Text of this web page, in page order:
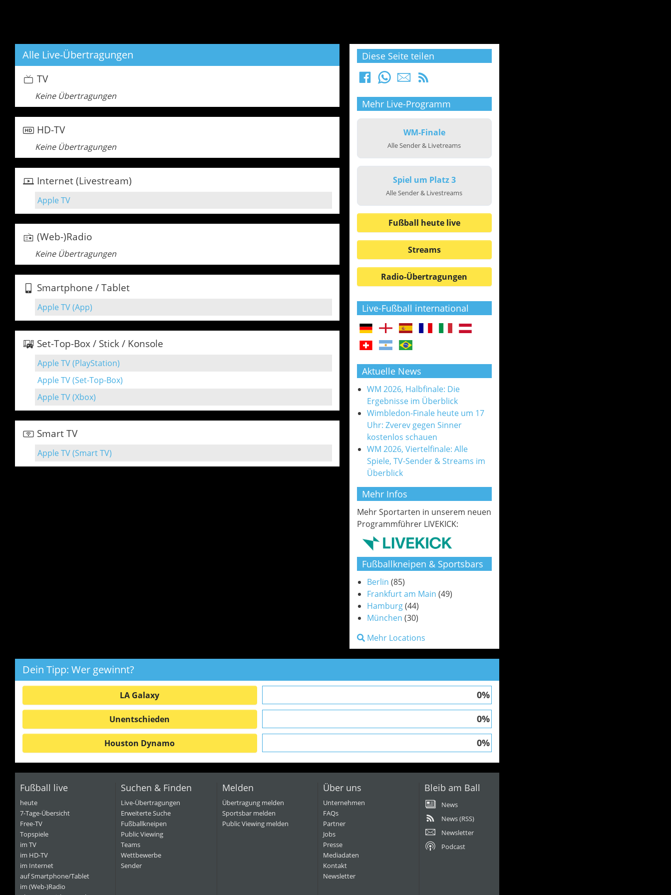
Alle Live-Übertragungen
TV
Keine Übertragungen
HD-TV
Keine Übertragungen
Internet (Livestream)
Apple TV
(Web-)Radio
Keine Übertragungen
Smartphone / Tablet
Apple TV (App)
Set-Top-Box / Stick / Konsole
Apple TV (PlayStation)
Apple TV (Set-Top-Box)
Apple TV (Xbox)
Smart TV
Apple TV (Smart TV)
Diese Seite teilen
Mehr Live-Programm
WM-Finale
Alle Sender & Livetreams
Spiel um Platz 3
Alle Sender & Livestreams
Fußball heute live
Streams
Radio-Übertragungen
Live-Fußball international
Aktuelle News
WM 2026, Halbfinale: Die
Ergebnisse im Überblick
Wimbledon-Finale heute um 17
Uhr: Zverev gegen Sinner
kostenlos schauen
WM 2026, Viertelfinale: Alle
Spiele, TV-Sender & Streams im
Überblick
Mehr Infos
Mehr Sportarten in unserem neuen
Programmführer LIVEKICK:
Fußballkneipen & Sportsbars
Berlin (85)
Frankfurt am Main (49)
Hamburg(44)
München (30)
Mehr Locations
Dein Tipp: Wer gewinnt?
LA Galaxy 0%
Unentschieden 0%
Houston Dynamo 0%
Fußball live
heute
7-Tage-Übersicht
Free-TV
Topspiele
im TV
im HD-TV
im Internet
auf Smartphone/Tablet
im (Web-)Radio
Suchen & Finden
Live-Übertragungen
Erweiterte Suche
Fußballkneipen
Public Viewing
Teams
Wettbewerbe
Sender
Melden
Übertragung melden
Sportsbar melden
Public Viewing melden
Über uns
Unternehmen
FAQs
Partner
Jobs
Presse
Mediadaten
Kontakt
Newsletter
Bleib am Ball
News
News (RSS)
Newsletter
Podcast